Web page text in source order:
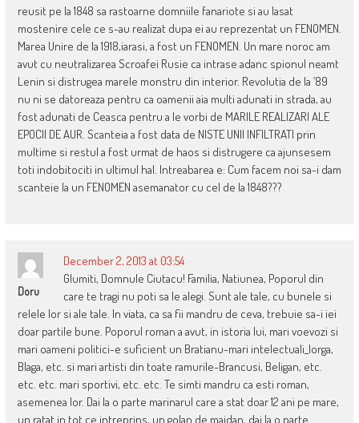
reusit pe la 1848 sa rastoarne domniile fanariote si au lasat
mostenire cele ce s-au realizat dupa ei au reprezentat un FENOMEN.
Marea Unire de la 1918,iarasi, a fost un FENOMEN. Un mare noroc am
avut cu neutralizarea Scroafei Rusie ca intrase adanc spionul neamt
Lenin si distrugea marele monstru din interior. Revolutia de la ’89
nu ni se datoreaza pentru ca oamenii aia multi adunati in strada, au
fost adunati de Ceasca pentru a le vorbi de MARILE REALIZARI ALE
EPOCII DE AUR. Scanteia a fost data de NISTE UNII INFILTRATI prin
multime si restul a fost urmat de haos si distrugere ca ajunsesem
toti indobitociti in ultimul hal. Intreabarea e: Cum facem noi sa-i dam
scanteie la un FENOMEN asemanator cu cel de la 1848???
Doru
December 2, 2013 at 03:54
Glumiti, Domnule Ciutacu! Familia, Natiunea, Poporul din
care te tragi nu poti sa le alegi. Sunt ale tale, cu bunele si
relele lor si ale tale. In viata, ca sa fii mandru de ceva, trebuie sa-i iei
doar partile bune. Poporul roman a avut, in istoria lui, mari voevozi si
mari oameni politici-e suficient un Bratianu-mari intelectuali_Iorga,
Blaga, etc. si mari artisti din toate ramurile-Brancusi, Beligan, etc.
etc. etc. mari sportivi, etc. etc. Te simti mandru ca esti roman,
asemenea lor. Dai la o parte marinarul care a stat doar 12 ani pe mare,
un ratat in tot ce intreprins, un golan de maidan, dai la o parte